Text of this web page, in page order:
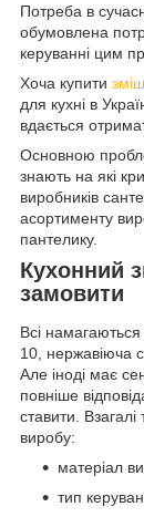
Потреба в
обумовлена
керуванні цим
Хоча купити
для кухні в
вдається
Основною
знають на які
виробників
асортименту
пантелику.
Кухонний
замовити
Всі
10, нержавіюча
Але іноді має
повніше
ставити.
виробу:
матеріал
тип